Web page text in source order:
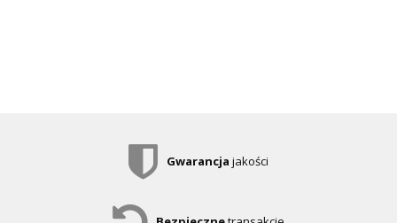
Gwarancja jakości